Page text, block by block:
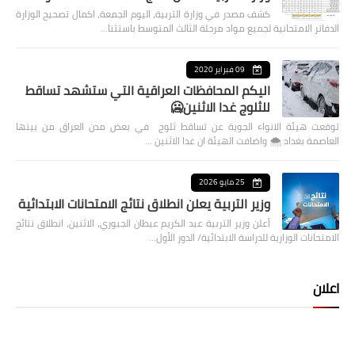
كشف مصدر في وزارة التربية، اليوم الجمعة، اكمال تصحيح الوزارة
الدفاتر الامتحانية لجميع مواد مرحلة الثالث المتوسط باستثنا…
09 فبراير 2020
اليكم المحافظات العراقية التي ستشهد تساقط
للثلوج غدا الاثنين🥶
توقعت هيئة الانواء الجوية عن تساقط ثلوج في بعض مدن العراق من بينها
العاصمة بغداد ⁦🌨️⁩ واضافت الهيئة ان غدا الاثنين …
25 مايو 2026
وزير التربية يعلن انطلاق نتائج الامتحانات الابتدائية
أعلن وزير التربية عبد الكريم عبطان الجبوري، الاثنين، انطلاق نتائج
الامتحانات الوزارية للدراسة الابتدائية/ الدور الأول…
اعلان